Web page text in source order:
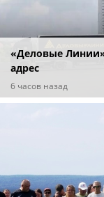
«Деловые
адрес
6 часов назад